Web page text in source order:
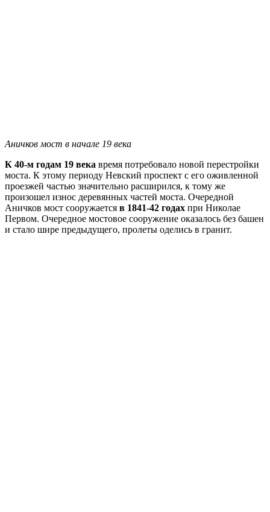
Аничков мост в начале 19 века
К 40-м годам 19 века время потребовало новой перестройки
моста. К этому периоду Невский проспект с его оживленной
проезжей частью значительно расширился, к тому же
произошел износ деревянных частей моста. Очередной
Аничков мост сооружается в 1841-42 годах при Николае
Первом. Очередное мостовое сооружение оказалось без башен
и стало шире предыдущего, пролеты оделись в гранит.